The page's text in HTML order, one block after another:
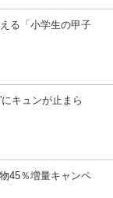
る「小学生の甲子
キュンが止まら
45％増量キャンペ